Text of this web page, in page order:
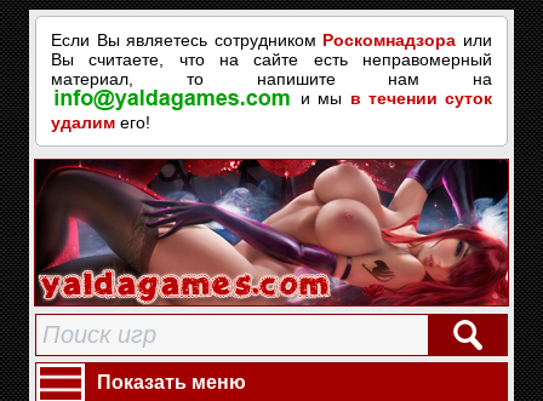
Если Вы являетесь сотрудником Роскомнадзора или
Вы считаете, что на сайте есть неправомерный
материал, то напишите нам на
и мы в течении суток
удалим его!
Показать меню